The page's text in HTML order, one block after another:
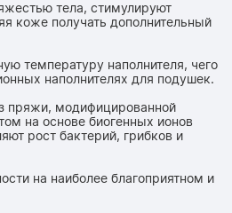
тела, стимулируют
коже получать дополнительный
температуру наполнителя, чего
наполнителях для подушек.
пряжи, модифицированной
на основе биогенных ионов
рост бактерий, грибков и
на наиболее благоприятном и